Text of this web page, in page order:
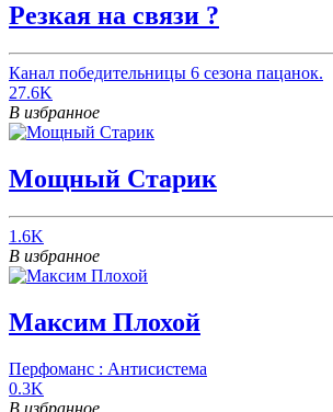
Резкая на связи ?
Канал победительницы 6 сезона пацанок.
27.6K
В избранное
Мощный Старик
1.6K
В избранное
Максим Плохой
Перфоманс : Антисистема
0.3K
В избранное